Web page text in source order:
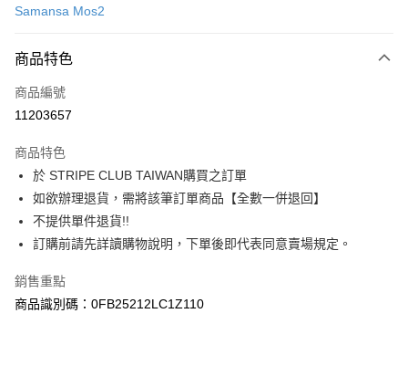
3 期 0 利率 每期
合作金庫商業銀行
上海商業儲蓄銀行
臺灣中小企業銀行
匯豐（台灣）商業銀行
華泰商業銀行
聯邦商業銀行
遠東國際商業銀行
元大商業銀行
玉山商業銀行
星展（台灣）商業銀行
台灣樂天信用卡公司
超商取貨付款
LINE Pay
Apple Pay
街口支付
悠遊付
大哥付你分期
相關說明
Samansa Mos2
商品特色
商品編號
11203657
商品特色
於 STRIPE CLUB TAIWAN購買之訂單
如欲辦理退貨，需將該筆訂單商品【全數一併退回】
不提供單件退貨!!
訂購前請先詳讀購物說明，下單後即代表同意賣場規定。
銷售重點
商品識別碼：0FB25212LC1Z110